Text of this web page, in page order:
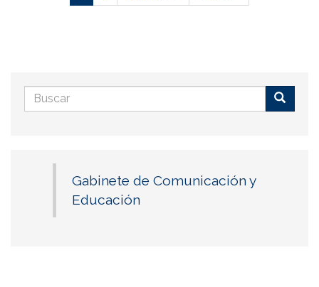
Formulario
de
Gabinete de Comunicación y
Educación